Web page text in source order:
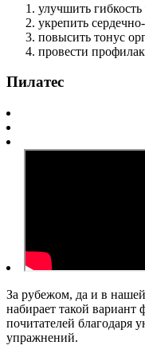
улучшить гибкость
укрепить
повысить тонус
провести
Пилатес
За рубежом, да и в
набирает такой вариант
почитателей благодаря
упражнений.